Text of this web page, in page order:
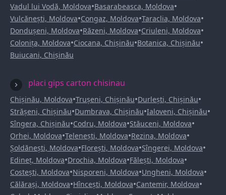
Vadul lui Vodă, Moldova•Basarabeasca, Moldova•
Vulcănești, Moldova•Congaz, Moldova•Taraclia, Moldova•
Dondușeni, Moldova•Răzeni, Moldova•Criuleni, Moldova•
Colonița, Moldova•Ciocana, Chișinău•Botanica, Chișinău•
Buiucani, Chișinău
placi gips carton chisinau
Chișinău, Moldova•Trușeni, Chișinău•Durlești, Chișinău•
Strășeni, Chișinău•Dumbrava, Chișinău•Ialoveni, Chișinău•
Sîngera, Chișinău•Codru, Moldova•Stăuceni, Moldova•
Orhei, Moldova•Telenești, Moldova•Rezina, Moldova•
Șoldănești, Moldova•Florești, Moldova•Sîngerei, Moldova•
Edineț, Moldova•Drochia, Moldova•Fălești, Moldova•
Costești, Moldova•Nisporeni, Moldova•Ungheni, Moldova•
Călărași, Moldova•Hîncești, Moldova•Cantemir, Moldova•